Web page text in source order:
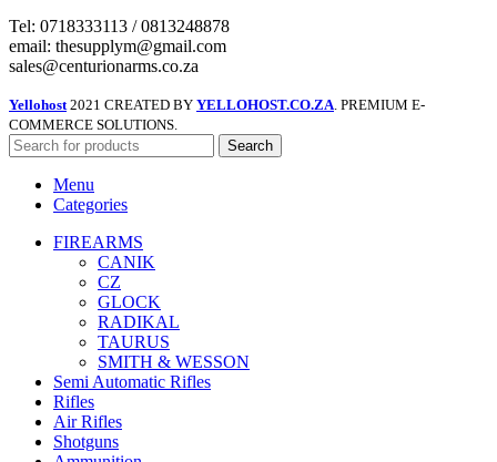
Tel: 0718333113 / 0813248878
email: thesupplym@gmail.com
sales@centurionarms.co.za
Yellohost 2021 CREATED BY YELLOHOST.CO.ZA. PREMIUM E-
COMMERCE SOLUTIONS.
Search
Menu
Categories
FIREARMS
CANIK
CZ
GLOCK
RADIKAL
TAURUS
SMITH & WESSON
Semi Automatic Rifles
Rifles
Air Rifles
Shotguns